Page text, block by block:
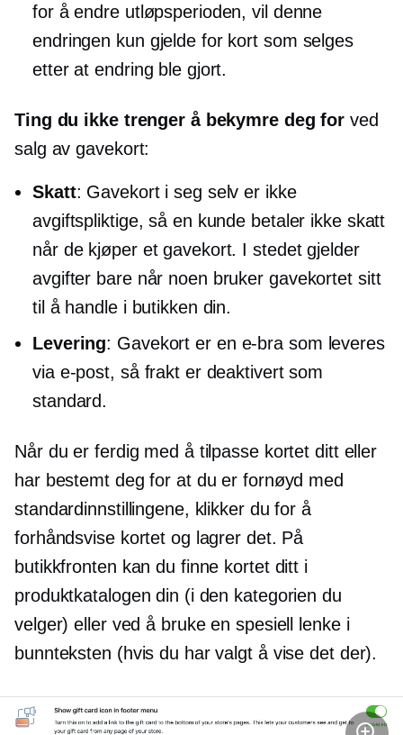
for å endre utløpsperioden, vil denne
endringen kun gjelde for kort som selges
etter at endring ble gjort.
Ting du ikke trenger å bekymre deg for ved
salg av gavekort:
Skatt: Gavekort i seg selv er ikke
avgiftspliktige, så en kunde betaler ikke skatt
når de kjøper et gavekort. I stedet gjelder
avgifter bare når noen bruker gavekortet sitt
til å handle i butikken din.
Levering: Gavekort er en e-bra som leveres
via e-post, så frakt er deaktivert som
standard.
Når du er ferdig med å tilpasse kortet ditt eller
har bestemt deg for at du er fornøyd med
standardinnstillingene, klikker du for å
forhåndsvise kortet og lagrer det. På
butikkfronten kan du finne kortet ditt i
produktkatalogen din (i den kategorien du
velger) eller ved å bruke en spesiell lenke i
bunnteksten (hvis du har valgt å vise det der).